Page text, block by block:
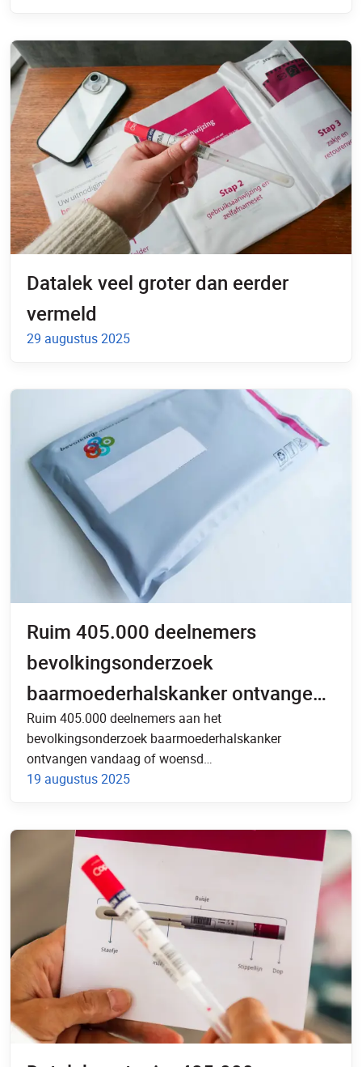
Datalek veel groter dan eerder
vermeld
29 augustus 2025
Ruim 405.000 deelnemers
bevolkingsonderzoek
baarmoederhalskanker ontvangen
brief na datalek
Ruim 405.000 deelnemers aan het
bevolkingsonderzoek baarmoederhalskanker
ontvangen vandaag of woensd…
19 augustus 2025